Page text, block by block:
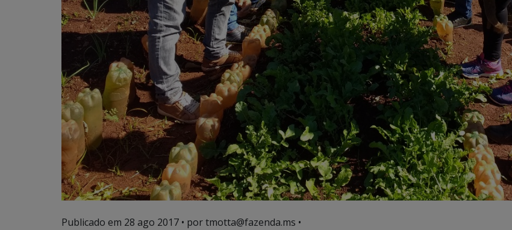
Publicado em 28 ago 2017 • por tmotta@fazenda.ms •